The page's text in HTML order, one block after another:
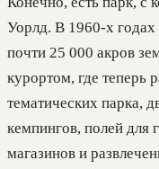
Уорлд. В 1960-х
почти 25 000 акров
курортом, где теперь
тематических парка,
кемпингов, полей для
магазинов и